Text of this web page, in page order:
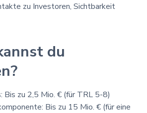
zu Investoren, Sichtbarkeit
du
Bis zu 2,5 Mio. € (für TRL 5-8)
Bis zu 15 Mio. € (für eine